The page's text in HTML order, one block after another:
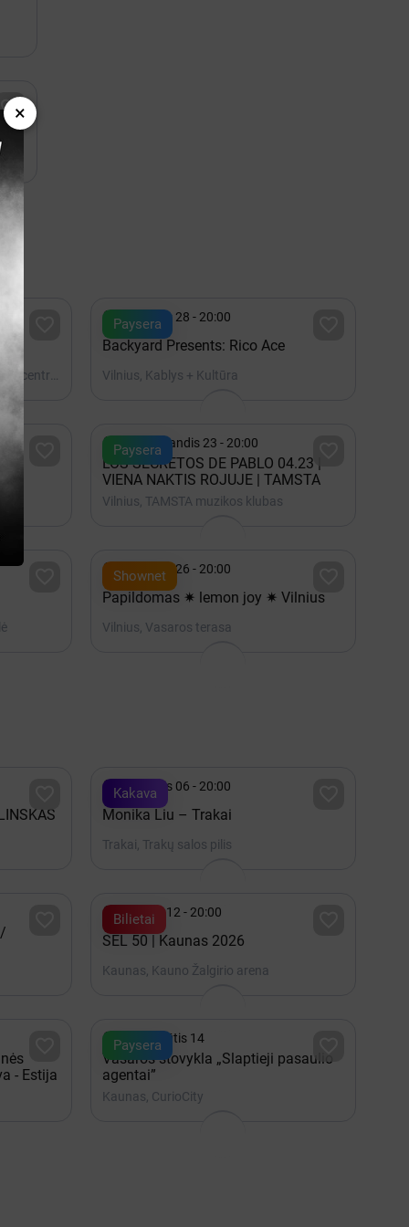
Paysera
Rugpjūtis 28 - 20:00
Backyard Presents: Rico Ace
Vilnius, Kablys + Kultūra
Paysera
2027 Balandis 23 - 20:00
LOS SECRETOS DE PABLO 04.23 |
VIENA NAKTIS ROJUJE | TAMSTA
Vilnius, TAMSTA muzikos klubas
Shownet
Rugpjūtis 26 - 20:00
Papildomas ✷ lemon joy ✷ Vilnius
Vilnius, Vasaros terasa
Kakava
 Rugpjūtis 06 - 20:00
Monika Liu – Trakai
Trakai, Trakų salos pilis
Bilietai
Gruodis 12 - 20:00
SEL 50 | Kaunas 2026
Kaunas, Kauno Žalgirio arena
- Estija
Paysera 
iki Rugpjūtis 14
Vasaros stovykla „Slaptieji pasaulio
agentai”
Kaunas, CurioCity
×